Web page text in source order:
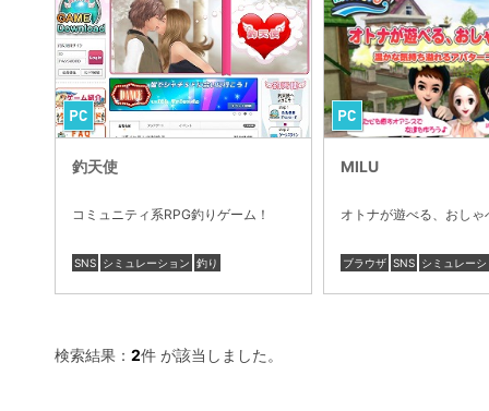
釣天使
コミュニティ系RPG釣りゲーム！
SNS シミュレーション 釣り
MILU
オトナが遊べる、おしゃ
ブラウザ SNS シミュレー
検索結果： 2件 が該当しました。